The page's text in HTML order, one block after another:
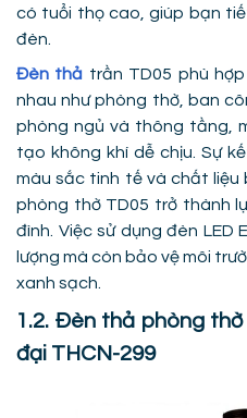
có tuổi thọ cao, giúp bạn
đèn.
Đèn thả trần TD05 phù
nhau như phòng thờ, ban
phòng ngủ và thông tầng,
tạo không khí dễ chịu. Sự
màu sắc tinh tế và chất liệu
phòng thờ TD05 trở thành
đình. Việc sử dụng đèn LED
lượng mà còn bảo vệ môi
xanh sạch.
1.2. Đèn thả phòng
đại THCN-299